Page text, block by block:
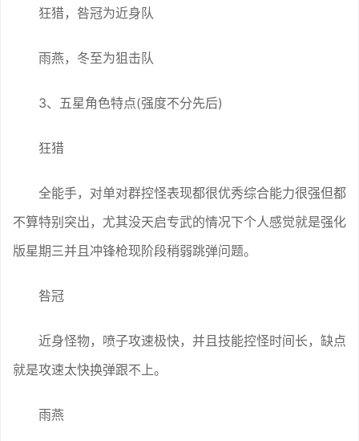
狂猎，咎冠为近身队
雨燕，冬至为狙击队
3、五星角色特点(强度不分先后)
狂猎
全能手，对单对群控怪表现都很优秀综合能力很强但都
不算特别突出，尤其没天启专武的情况下个人感觉就是强化
版星期三并且冲锋枪现阶段稍弱跳弹问题。
咎冠
近身怪物，喷子攻速极快，并且技能控怪时间长，缺点
就是攻速太快换弹跟不上。
雨燕